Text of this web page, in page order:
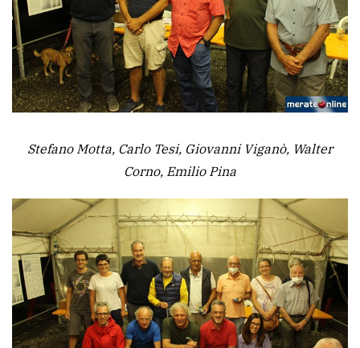
Stefano Motta, Carlo Tesi, Giovanni Viganò, Walter
Corno, Emilio Pina